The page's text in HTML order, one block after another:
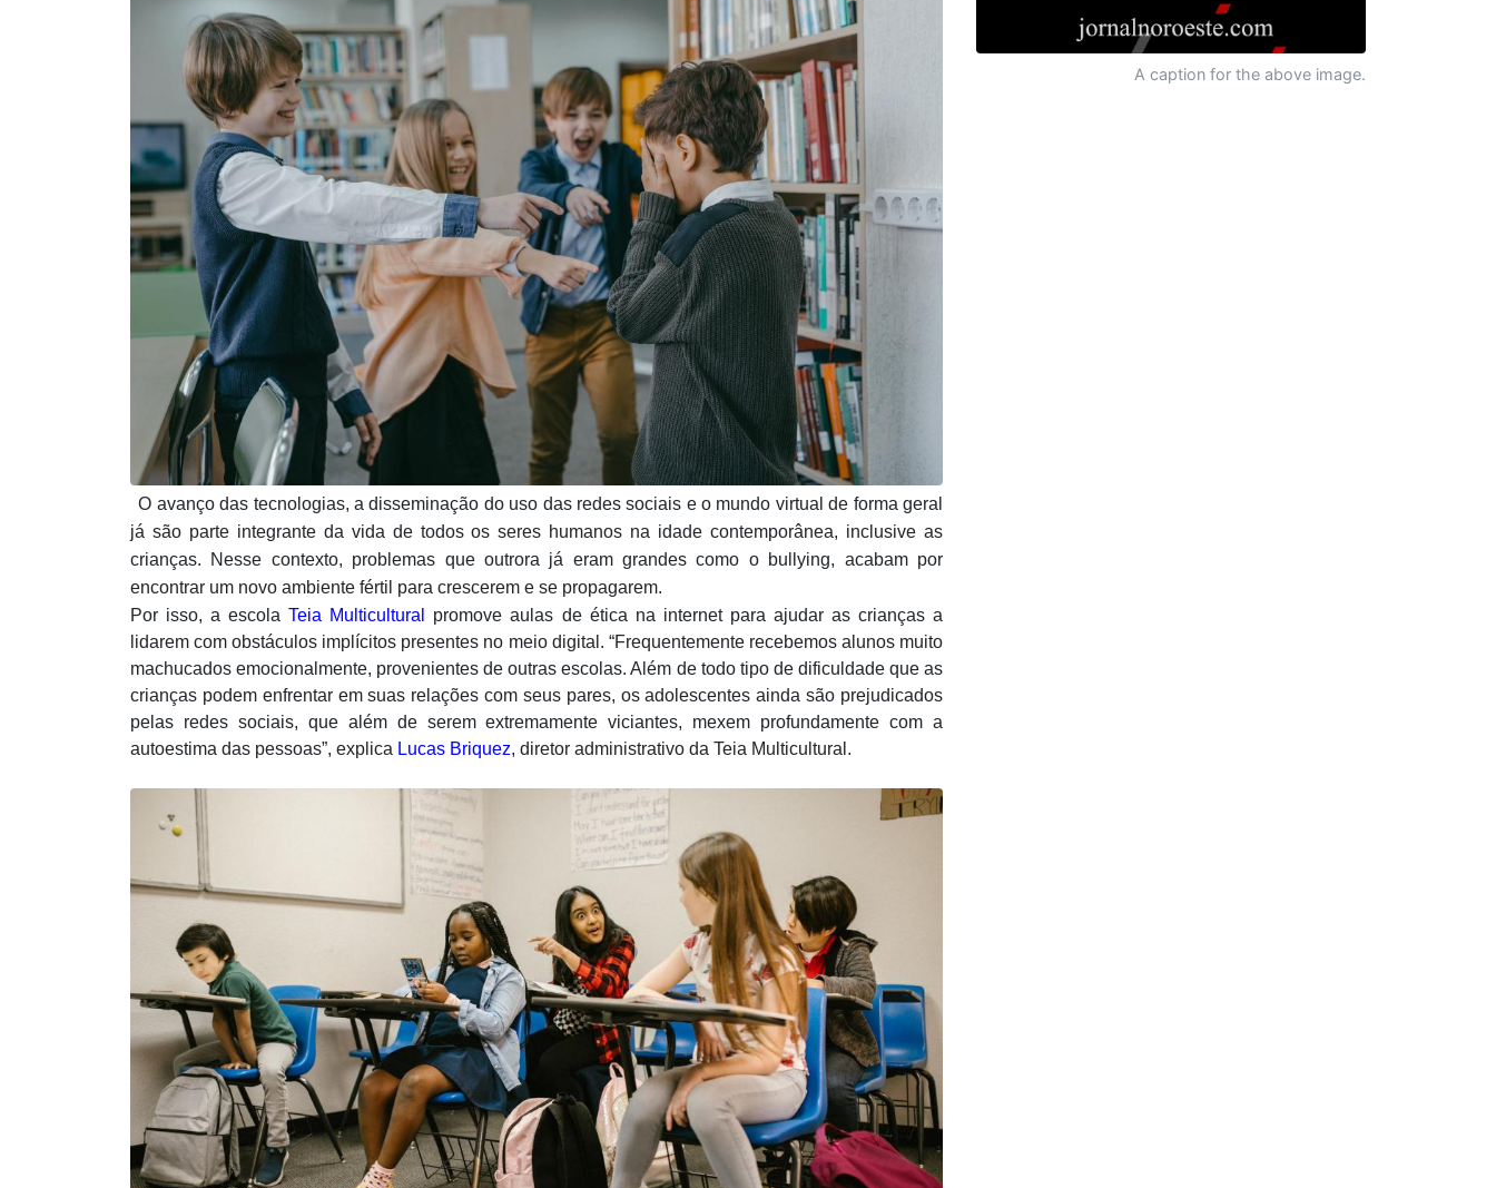
O avanço das tecnologias, a disseminação do uso das redes sociais e o mundo virtual de forma geral
já são parte integrante da vida de todos os seres humanos na idade contemporânea, inclusive as
crianças. Nesse contexto, problemas que outrora já eram grandes como o bullying, acabam por
encontrar um novo ambiente fértil para crescerem e se propagarem.
Por isso, a escolaTeia Multicultural
promove aulas de ética na internet para ajudar as crianças a
lidarem com obstáculos implícitos presentes no meio digital. “Frequentemente recebemos alunos muito
machucados emocionalmente, provenientes de outras escolas. Além de todo tipo de dificuldade que as
crianças podem enfrentar em suas relações com seus pares, os adolescentes ainda são prejudicados
pelas redes sociais, que além de serem extremamente viciantes, mexem profundamente com a
autoestima das pessoas”, explica Lucas Briquez, diretor administrativo da Teia Multicultural.
A caption for the above image.